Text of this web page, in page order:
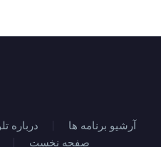
درباره
آرشیو برنامه ها
صفحه نخست